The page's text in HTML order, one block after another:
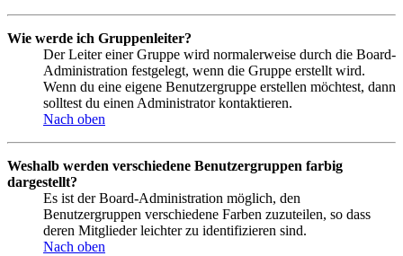
Wie werde ich Gruppenleiter?
Der Leiter einer Gruppe wird normalerweise durch die Board-
Administration festgelegt, wenn die Gruppe erstellt wird.
Wenn du eine eigene Benutzergruppe erstellen möchtest, dann
solltest du einen Administrator kontaktieren.
Nach oben
Weshalb werden verschiedene Benutzergruppen farbig
dargestellt?
Es ist der Board-Administration möglich, den
Benutzergruppen verschiedene Farben zuzuteilen, so dass
deren Mitglieder leichter zu identifizieren sind.
Nach oben